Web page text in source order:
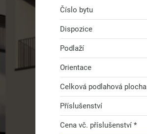
Číslo bytu
Dispozice
Podlaží
Orientace
Celková podlahová plocha
Příslušenství
Cena vč. příslušenství *